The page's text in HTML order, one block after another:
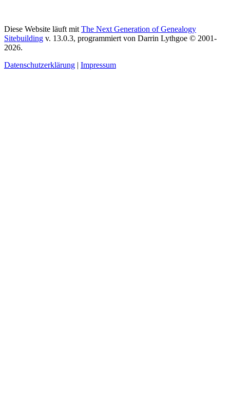
Diese Website läuft mit The Next Generation of Genealogy
Sitebuilding v. 13.0.3, programmiert von Darrin Lythgoe © 2001-
2026.
Datenschutzerklärung | Impressum